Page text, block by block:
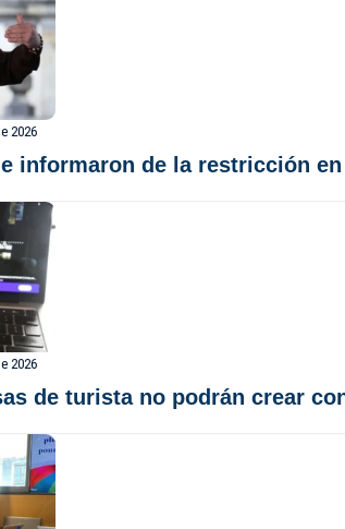
2026
informaron de la restricción
2026
de turista no podrán crear